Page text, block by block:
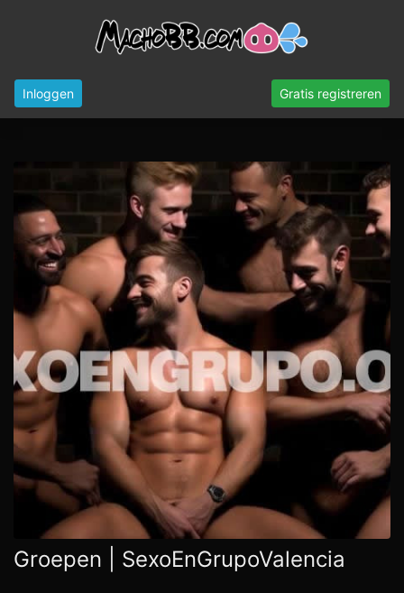
Inloggen Gratis registreren
Groepen | SexoEnGrupoValencia